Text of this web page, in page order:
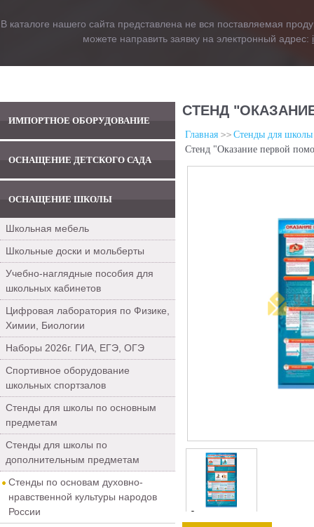
В каталоге нашего сайта представлена не вся поставляемая
можете направить заявку на электронный адрес:
ИМПОРТНОЕ ОБОРУДОВАНИЕ
ОСНАЩЕНИЕ ДЕТСКОГО САДА
ОСНАЩЕНИЕ ШКОЛЫ
Школьная мебель
Школьные доски и мольберты
Учебно-наглядные пособия для
школьных кабинетов
Цифровая лаборатория по Физике,
Химии, Биологии
Наборы 2026г. ГИА, ЕГЭ, ОГЭ
Спортивное оборудование
школьных спортзалов
Стенды для школы по основным
предметам
Стенды для школы по
дополнительным предметам
Стенды по основам духовно-
нравственной культуры народов
России
СТЕНД
Главная
Стенды для
Стенд "Оказание первой
0